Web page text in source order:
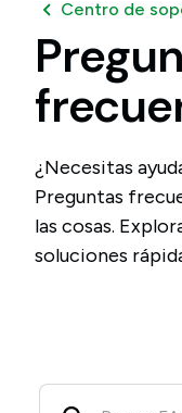
Centro de
¿Necesitas
Preguntas
las cosas.
soluciones